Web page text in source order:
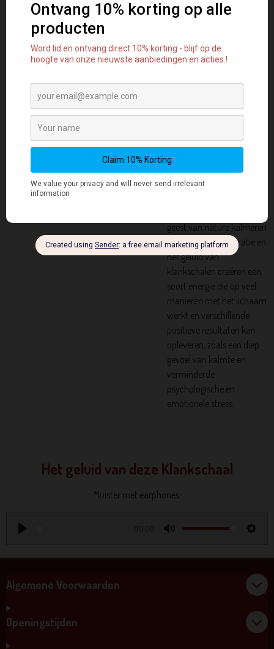
Er wordt aangenomen dat
wanneer een klankschaal
mantra's en goede wensen
die erin gedrenkt worden
tijdens het spelen, worden
universum om vrij te
Klankschalen zijn een
manier om de harmonie in
het lichaam te herstellen.
geest van nature kalmeren
en focussen. De vibratie en
het geluid van
klankschalen creëren een
soort energie die op veel
manieren met het lichaam
werkt en verschillende
positieve resultaten kan
opleveren, zoals een diep
gevoel van kalmte en
verminderde
psychologische en
emotionele stress.
Het geluid van deze Klankschaal
*luister met earphones.
l
y
00:00
u
e
t
t
n
Algemene Voorwaarden
Openingstijden